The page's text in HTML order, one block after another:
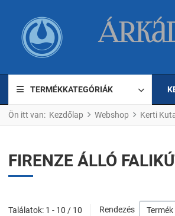
TERMÉKKATEGÓRIÁK
Ön itt van: Kezdőlap Webshop Kerti
FIRENZE ÁLLÓ
Találatok: 1 - 10 / 10 Rendezés Termék